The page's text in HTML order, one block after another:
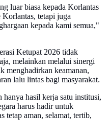
luar biasa kepada Korlantas
tetapi juga
kepada kami semua,"
Ketupat 2026 tidak
melainkan melalui sinergi
menghadirkan keamanan,
lalu lintas bagi masyarakat.
hasil kerja satu institusi,
harus hadir untuk
tetap aman, selamat, tertib,